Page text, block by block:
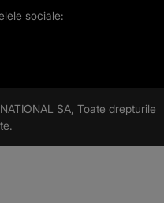
sociale:
SA, Toate drepturile